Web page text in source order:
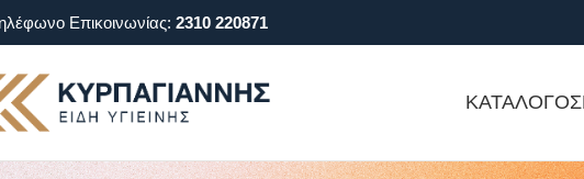
Επικοινωνίας: 2310 220871
ΚΑΤΑΛΟΓΟΣ